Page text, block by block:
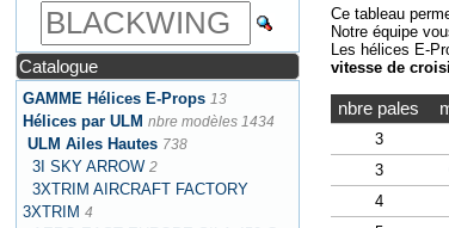
Catalogue
GAMME Hélices E-Props 13
Hélices par ULM nbre modèles 1434
ULM Ailes Hautes 738
3I SKY ARROW 2
3XTRIM AIRCRAFT FACTORY
3XTRIM 4
Ce tableau
Notre équipe
Les hélices E-
vitesse de
nbre pales
3
3
4